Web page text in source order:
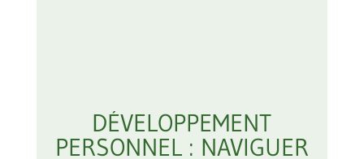
DÉVELOPPEMENT
PERSONNEL : NAVIGUER